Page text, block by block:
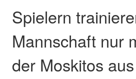
Spielern
Mannschaft nur
der Moskitos